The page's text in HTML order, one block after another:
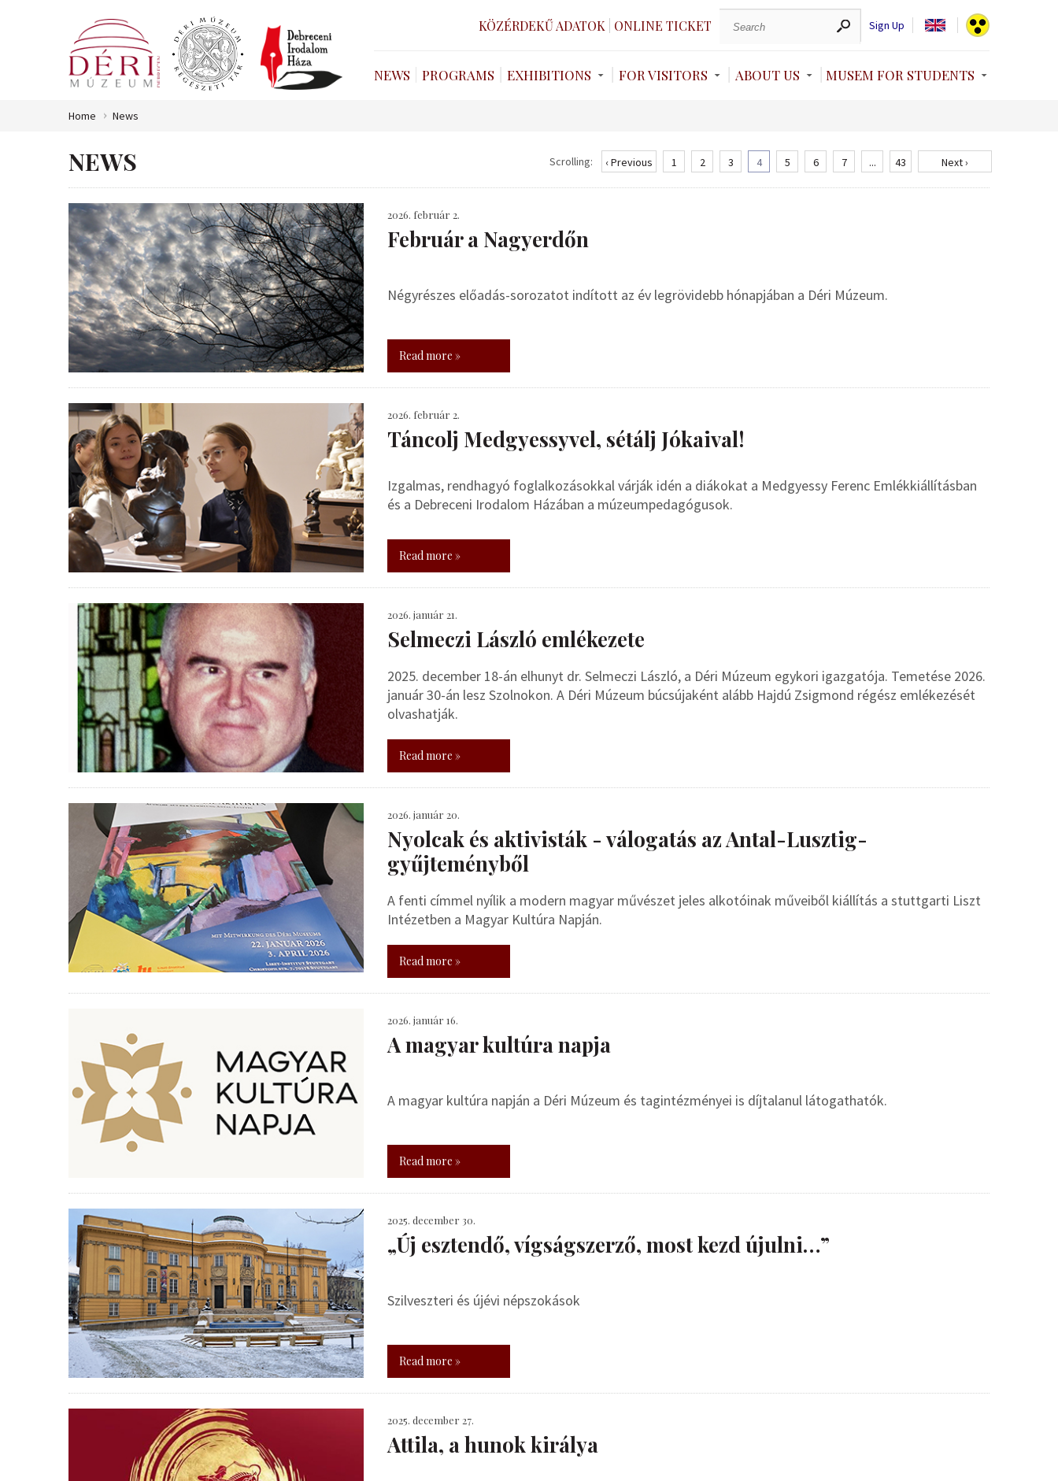
KÖZÉRDEKŰ ADATOK ONLINE TICKET Sign Up
NEWS PROGRAMS EXHIBITIONS FOR VISITORS ABOUT US MUSEM FOR STUDENTS
Home News
NEWS Scrolling: ‹ Previous 1 2 3 4 5 6 7 ... 43 Next ›
2026. február 2.
Február a Nagyerdőn
Négyrészes előadás-sorozatot indított az év legrövidebb hónapjában a Déri Múzeum.
Read more »
2026. február 2.
Táncolj Medgyessyvel, sétálj Jókaival!
Izgalmas, rendhagyó foglalkozásokkal várják idén a diákokat a Medgyessy Ferenc Emlékkiállításban
és a Debreceni Irodalom Házában a múzeumpedagógusok.
Read more »
2026. január 21.
Selmeczi László emlékezete
2025. december 18-án elhunyt dr. Selmeczi László, a Déri Múzeum egykori igazgatója. Temetése 2026.
január 30-án lesz Szolnokon. A Déri Múzeum búcsújaként alább Hajdú Zsigmond régész emlékezését
olvashatják.
Read more »
2026. január 20.
Nyolcak és aktivisták - válogatás az Antal-Lusztig-
gyűjteményből
A fenti címmel nyílik a modern magyar művészet jeles alkotóinak műveiből kiállítás a stuttgarti Liszt
Intézetben a Magyar Kultúra Napján.
Read more »
2026. január 16.
A magyar kultúra napja
A magyar kultúra napján a Déri Múzeum és tagintézményei is díjtalanul látogathatók.
Read more »
2025. december 30.
„Új esztendő, vígságszerző, most kezd újulni…”
Szilveszteri és újévi népszokások
Read more »
2025. december 27.
Attila, a hunok királya